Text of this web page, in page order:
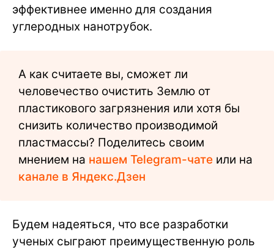
эффективнее именно для создания
углеродных нанотрубок.
А как считаете вы, сможет ли
человечество очистить Землю от
пластикового загрязнения или хотя бы
снизить количество производимой
пластмассы? Поделитесь своим
мнением на нашем Telegram-чате или на
канале в Яндекс.Дзен
Будем надеяться, что все разработки
ученых сыграют преимущественную роль